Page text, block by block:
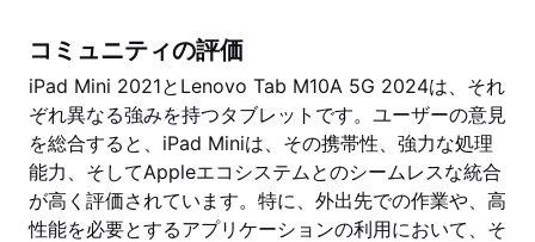
コミュニティの評価
iPad Mini 2021とLenovo Tab M10A 5G 2024は、それ
ぞれ異なる強みを持つタブレットです。ユーザーの意見
を総合すると、iPad Miniは、その携帯性、強力な処理
能力、そしてAppleエコシステムとのシームレスな統合
が高く評価されています。特に、外出先での作業や、高
性能を必要とするアプリケーションの利用において、そ